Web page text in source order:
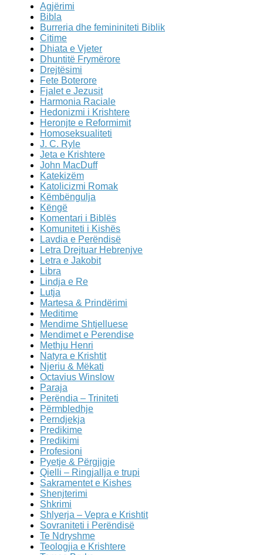
Agjërimi
Bibla
Burreria dhe femininiteti Biblik
Citime
Dhiata e Vjeter
Dhuntitë Frymërore
Drejtësimi
Fete Boterore
Fjalet e Jezusit
Harmonia Raciale
Hedonizmi i Krishtere
Heronjte e Reformimit
Homoseksualiteti
J. C. Ryle
Jeta e Krishtere
John MacDuff
Katekizëm
Katolicizmi Romak
Këmbëngulja
Këngë
Komentari i Biblës
Komuniteti i Kishës
Lavdia e Perëndisë
Letra Drejtuar Hebrenjve
Letra e Jakobit
Libra
Lindja e Re
Lutja
Martesa & Prindërimi
Meditime
Mendime Shtjelluese
Mendimet e Perendise
Methju Henri
Natyra e Krishtit
Njeriu & Mëkati
Octavius Winslow
Paraja
Perëndia – Triniteti
Përmbledhje
Perndjekja
Predikime
Predikimi
Profesioni
Pyetje & Përgjigje
Qielli – Ringjallja e trupi
Sakramentet e Kishes
Shenjterimi
Shkrimi
Shlyerja – Vepra e Krishtit
Sovraniteti i Perëndisë
Te Ndryshme
Teologjia e Krishtere